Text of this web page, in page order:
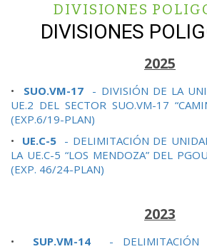
DIVISIONES
DIVISIONES
2025
• SUO.VM-17- DIVISIÓN DE LA
UE.2 DEL SECTOR SUO.VM-17
(EXP.6/19-PLAN)
• UE.C-5 - DELIMITACIÓN DE
LA UE.C-5 “LOS MENDOZA” DEL
(EXP. 46/24-PLAN)
2023
• SUP.VM-14 - DELIMITACIÓN